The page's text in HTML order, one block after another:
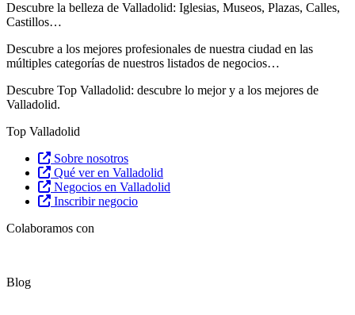
Descubre la belleza de Valladolid: Iglesias, Museos, Plazas, Calles,
Castillos…
Descubre a los mejores profesionales de nuestra ciudad en las
múltiples categorías de nuestros listados de negocios…
Descubre Top Valladolid: descubre lo mejor y a los mejores de
Valladolid.
Top Valladolid
Sobre nosotros
Qué ver en Valladolid
Negocios en Valladolid
Inscribir negocio
Colaboramos con
Blog